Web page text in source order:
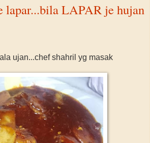
LAPAR je hujan
ujan...chef shahril yg masak